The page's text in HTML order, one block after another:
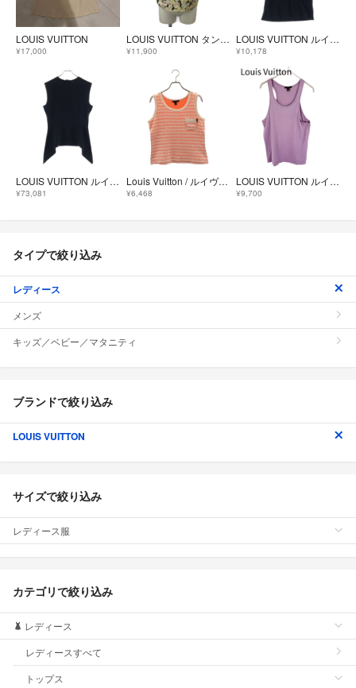
LOUIS VUITTON
¥17,000
LOUIS VUITTON タンクトップ ノースリーブ 36 黒 ブラック 花柄
¥11,900
LOUIS VUITTON ルイヴィトン 07SS チャーム付き ノースリーブ タンクトップ レディース ブラック ※ チャーム欠損
¥10,178
LOUIS VUITTON ルイヴィトン Peplum Tank Top モノグラム ペプラム ノースリーブ タンクトップ ブラウス ブラック/ブラウン 1A7VTN
¥73,081
Louis Vuitton / ルイヴィトン | コットン ボーダー ロゴ タンクトップ | 38 | オレンジ/ホワイト | レディース
¥6,468
LOUIS VUITTON ルイ・ヴィトン タンクトップ パープル コットン100％
¥9,700
タイプで絞り込み
レディース
メンズ
キッズ／ベビー／マタニティ
ブランドで絞り込み
LOUIS VUITTON
サイズで絞り込み
レディース服
カテゴリで絞り込み
レディース
レディースすべて
トップス